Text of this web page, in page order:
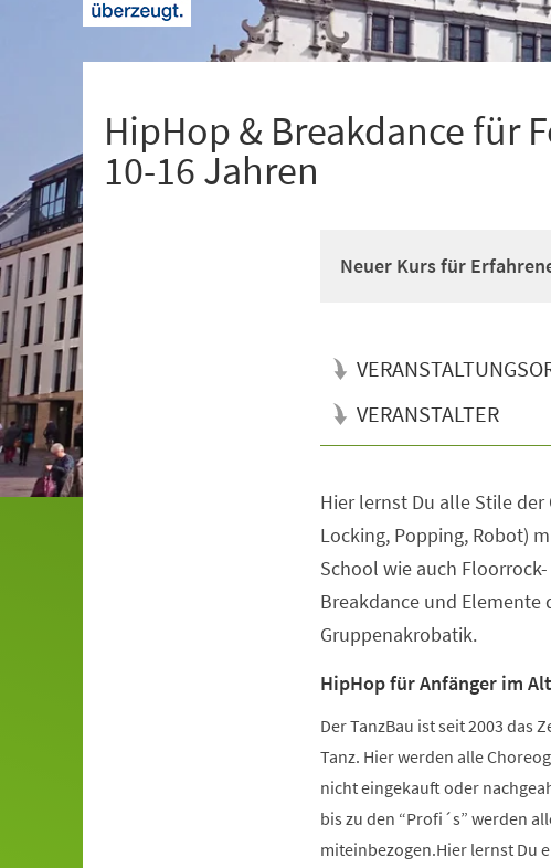
HipHop & Breakdance für
10-16 Jahren
Neuer Kurs für
VERANSTALTER
Hier lernst Du alle Stile
Locking, Popping, Robot)
School wie auch
Breakdance und Elemente
Gruppenakrobatik.
HipHop für Anfänger im
Der TanzBau ist seit 2003 das
Tanz. Hier werden alle
nicht eingekauft oder
bis zu den “Profi´s” werden
miteinbezogen.Hier lernst Du